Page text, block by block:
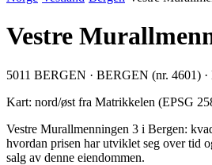
Vestre
5011 BERGEN · BERGEN (nr. 4601) ·
Kart: nord/øst fra Matrikkelen (EPSG
Vestre Murallmenningen 3 i Bergen:
hvordan prisen har utviklet seg over tid
salg av denne eiendommen.